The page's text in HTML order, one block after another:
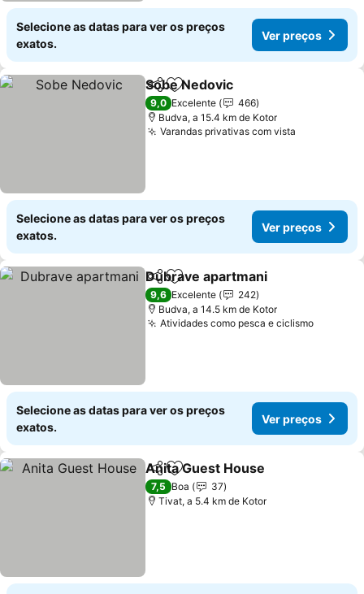
Selecione as datas para ver os preços
exatos.
Ver preços
PartilharAdicionar aos favoritos
Sobe Nedovic
9,0 Excelente
466
Budva, a 15.4 km de Kotor
Varandas privativas com vista
Selecione as datas para ver os preços
exatos.
Ver preços
PartilharAdicionar aos favoritos
Dubrave apartmani
9,6 Excelente
242
Budva, a 14.5 km de Kotor
Atividades como pesca e ciclismo
Selecione as datas para ver os preços
exatos.
Ver preços
PartilharAdicionar aos favoritos
Anita Guest House
7,5 Boa
37
Tivat, a 5.4 km de Kotor